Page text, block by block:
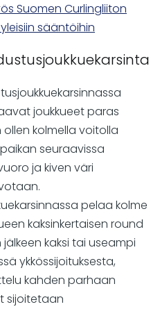
Suomen Curlingliiton
sääntöihin
joukkueet paras
kolmella voitolla
seuraavissa
ja kiven väri
pelaa kolme
kaksinkertaisen round
kaksi tai useampi
ykkössijoituksesta,
kahden parhaan
sijoitetaan